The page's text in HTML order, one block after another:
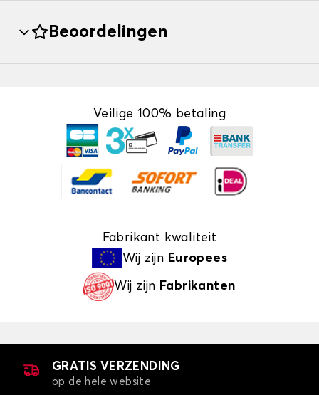
Beoordelingen
Veilige 100% betaling
Fabrikant kwaliteit
Wij zijn Europees
Wij zijn Fabrikanten
GRATIS VERZENDING
op de hele website